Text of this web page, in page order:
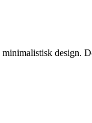
design.